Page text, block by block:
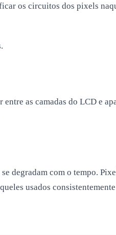
os circuitos dos pixels
as camadas do LCD e
degradam com o tempo.
usados